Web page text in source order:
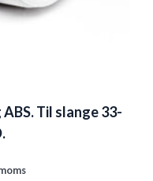
Til slange 33-